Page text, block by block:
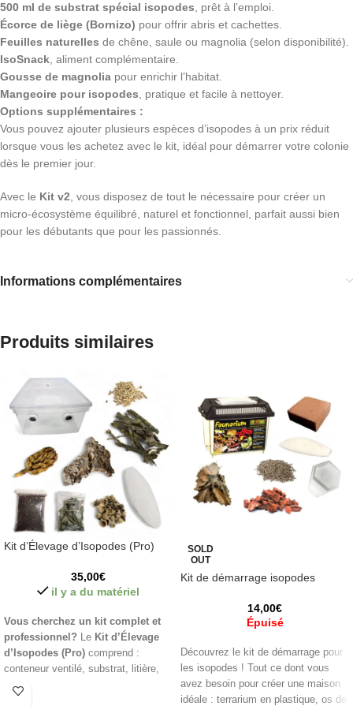
500 ml de substrat spécial isopodes , prêt à l’emploi.
Écorce de liège (Bornizo) pour offrir abris et cachettes.
Feuilles naturelles de chêne, saule ou magnolia (selon disponibilité).
IsoSnack , aliment complémentaire.
Gousse de magnolia pour enrichir l’habitat.
Mangeoire pour isopodes , pratique et facile à nettoyer.
Options supplémentaires :
Vous pouvez ajouter plusieurs espèces d’isopodes à un prix réduit
lorsque vous les achetez avec le kit, idéal pour démarrer votre colonie
dès le premier jour.
Avec le Kit v2 , vous disposez de tout le nécessaire pour créer un
micro-écosystème équilibré, naturel et fonctionnel, parfait aussi bien
pour les débutants que pour les passionnés.
Informations complémentaires
Produits similaires
Kit d’Élevage d’Isopodes (Pro)
35,00€
il y a du matériel
Vous cherchez un kit complet et
professionnel? Le Kit d’Élevage
d’Isopodes (Pro) comprend :
conteneur ventilé, substrat, litière,
écorce de liège, branches avec
SOLD
OUT
Kit de démarrage isopodes
14,00€
Épuisé
Découvrez le kit de démarrage pour
les isopodes ! Tout ce dont vous
avez besoin pour créer une maison
idéale : terrarium en plastique, os de